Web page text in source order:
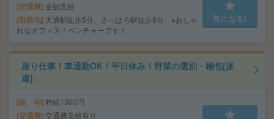
交通費 全額支給
勤務地 大通駅徒歩5分、さっぽろ駅徒歩8分 ※おしゃ
れなオフィス！ベンチャーです！
気になる!
座り仕事！車通勤OK！平日休み！野菜の選別・梱包[派
遣]
給 与 時給1300円
交通費 交通費支給有り